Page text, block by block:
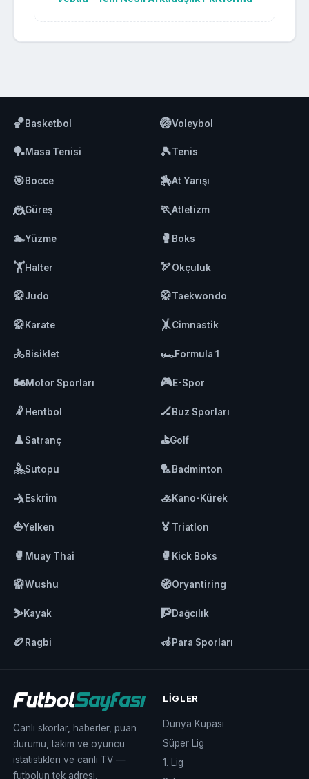
🏀Basketbol 🏐Voleybol
🏓Masa Tenisi 🎾Tenis
🎯Bocce 🏇At Yarışı
🤼Güreş 🏃Atletizm
🏊Yüzme 🥊 Boks
🏋️Halter 🏹Okçuluk
🥋Judo 🥋Taekwondo
🥋Karate 🤸Cimnastik
🚴Bisiklet 🏎️Formula 1
🏍️Motor Sporları 🎮E-Spor
🤾 Hentbol 🏒Buz Sporları
♟️Satranç ⛳Golf
🤽Sutopu 🏸Badminton
🤺Eskrim 🚣Kano-Kürek
⛵Yelken 🏅 Triatlon
🥊 Muay Thai 🥊 Kick Boks
🥋Wushu 🧭Oryantiring
⛷️Kayak 🧗Dağcılık
🏉 Ragbi 🦽Para Sporları
Canlı skorlar, haberler, puan
durumu, takım ve oyuncu
istatistikleri ve canlı TV —
futbolun tek adresi.
LIGLER
Dünya Kupası
Süper Lig
1. Lig